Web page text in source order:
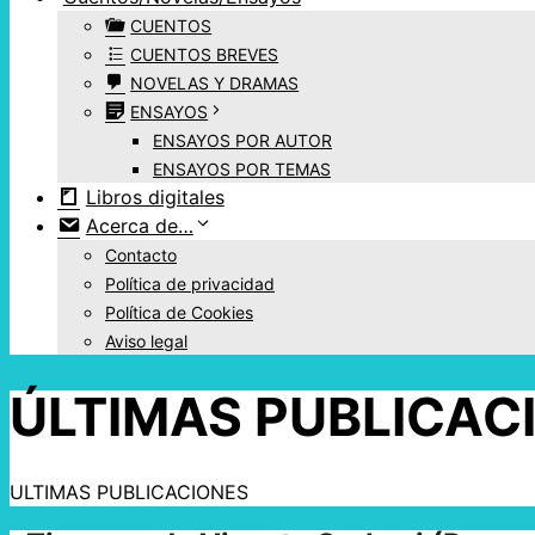
CUENTOS
CUENTOS BREVES
NOVELAS Y DRAMAS
ENSAYOS
ENSAYOS POR AUTOR
ENSAYOS POR TEMAS
Libros digitales
Acerca de…
Contacto
Política de privacidad
Política de Cookies
Aviso legal
ÚLTIMAS
ULTIMAS PUBLICACIONES